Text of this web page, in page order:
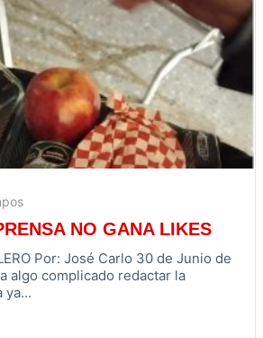
NO GANA LIKES
Por: José Carlo 30 de Junio de
algo complicado redactar la
ya...